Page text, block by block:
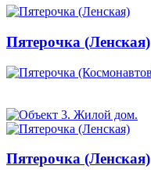
Пятерочка (Ленская)
Пятерочка (Ленская)